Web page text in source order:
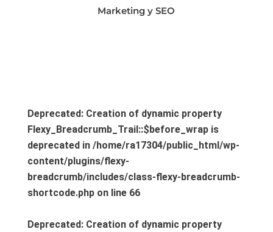
Marketing y SEO
Deprecated: Creation of dynamic property
Flexy_Breadcrumb_Trail::$before_wrap is
deprecated in /home/ra17304/public_html/wp-
content/plugins/flexy-
breadcrumb/includes/class-flexy-breadcrumb-
shortcode.phpon line 66
Deprecated: Creation of dynamic property